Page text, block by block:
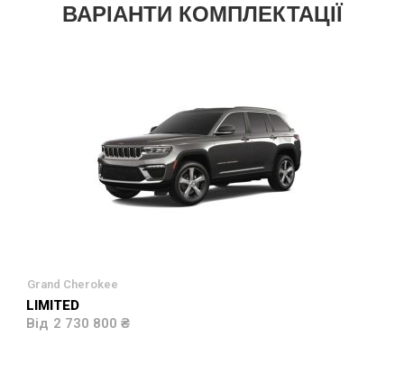
ВАРІАНТИ КОМПЛЕКТАЦІЇ
Grand Cherokee
LIMITED
2 730 800 ₴